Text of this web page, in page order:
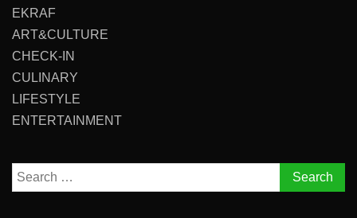
EKRAF
ART&CULTURE
CHECK-IN
CULINARY
LIFESTYLE
ENTERTAINMENT
Search
for: